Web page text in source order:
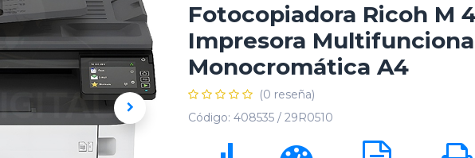
Fotocopiadora Ricoh M
Impresora
Monocromática A4
(0 reseña)
Código: 408535 / 29R0510